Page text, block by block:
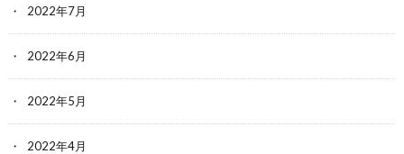
2022年7月
2022年6月
2022年5月
2022年4月